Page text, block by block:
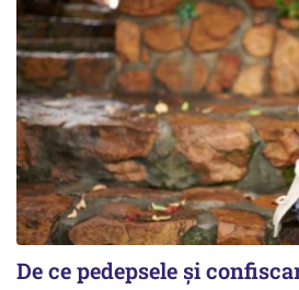
De ce pedepsele și